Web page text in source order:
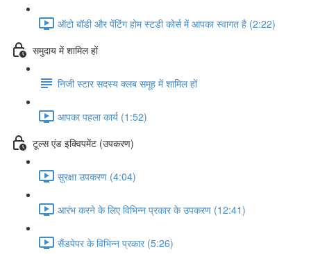
ऑटो बॉडी और पेंटिंग होम स्टडी कोर्स में आपका स्वागत है (2:22)
समुदाय में शामिल हों
निजी स्टार सदस्य क्लब समूह में शामिल हों
आपका पहला कार्य (1:52)
टूल्स एंड इक्विपमेंट (उपकरण)
सुरक्षा उपकरण (4:04)
आरंभ करने के लिए विभिन्न प्रकार के उपकरण (12:41)
सैंडपेपर के विभिन्न प्रकार (5:26)